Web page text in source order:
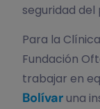
seguridad del
Para la
Fundación
trabajar en
Bolívaruna